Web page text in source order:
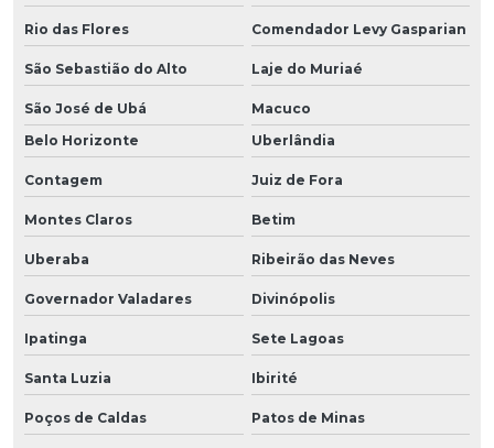
Rio das Flores Comendador Levy Gasparian
São Sebastião do Alto Laje do Muriaé
São José de Ubá
Macuco
Belo Horizonte
Uberlândia
Contagem Juiz de Fora
Montes Claros Betim
Uberaba Ribeirão das Neves
Governador Valadares Divinópolis
Ipatinga Sete Lagoas
Santa Luzia Ibirité
Poços de Caldas Patos de Minas